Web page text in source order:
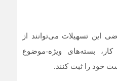
این تسهیلات می‌توانند از
بسته‌های ویژه-موضوع